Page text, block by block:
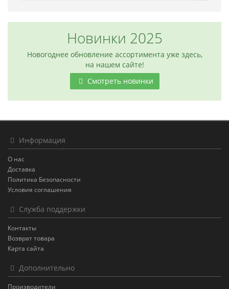
Новинки 2025
Новогоднее обновление ассортимента уже здесь,
на нашем сайте!
Смотреть новинки
Информация
О нас
Доставка
Политика Безопасности
Условия соглашения
Служба поддержки
Контакты
Возврат товара
Карта сайта
Дополнительно
Производители